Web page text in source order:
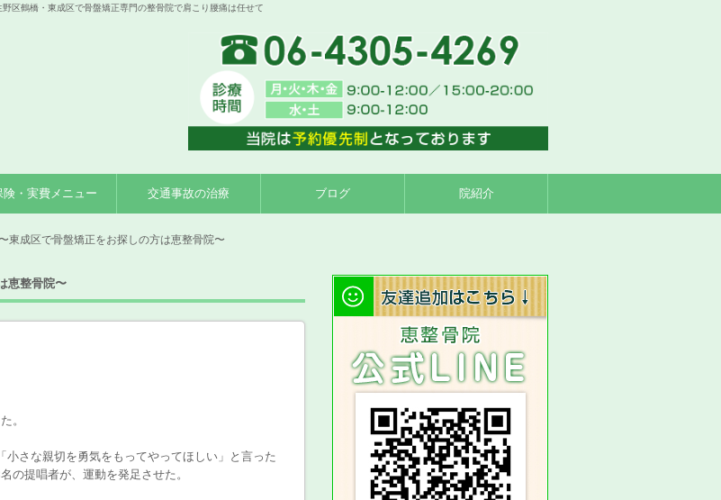
橋・東成区で骨盤矯正専門の整骨院で肩こり腰痛は任せて
険・実費メニュー 交通事故の治療 ブログ 院紹介
区で骨盤矯正をお探しの方は恵整骨院〜
整骨院〜
。
さな親切を勇気をもってやってほしい」と言った
の提唱者が、運動を発足させた。